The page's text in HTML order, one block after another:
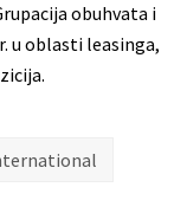
obuhvata i
u oblasti leasinga,